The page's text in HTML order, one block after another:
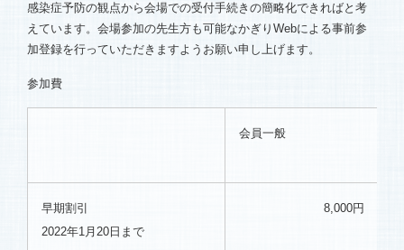
感染症予防の観点から会場での受付手続きの簡略化できればと考
えています。会場参加の先生方も可能なかぎりWebによる事前参
加登録を行っていただきますようお願い申し上げます。
参加費
会員一般
早期割引
2022年1月20日まで
8,000円